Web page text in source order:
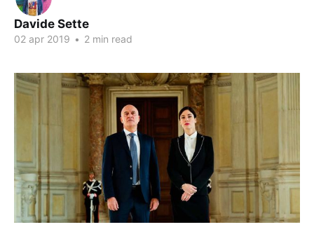
Davide Sette
02 apr 2019 • 2 min read